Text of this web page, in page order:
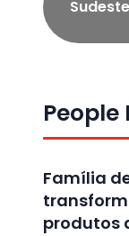
Sudeste
People
Família
produtos